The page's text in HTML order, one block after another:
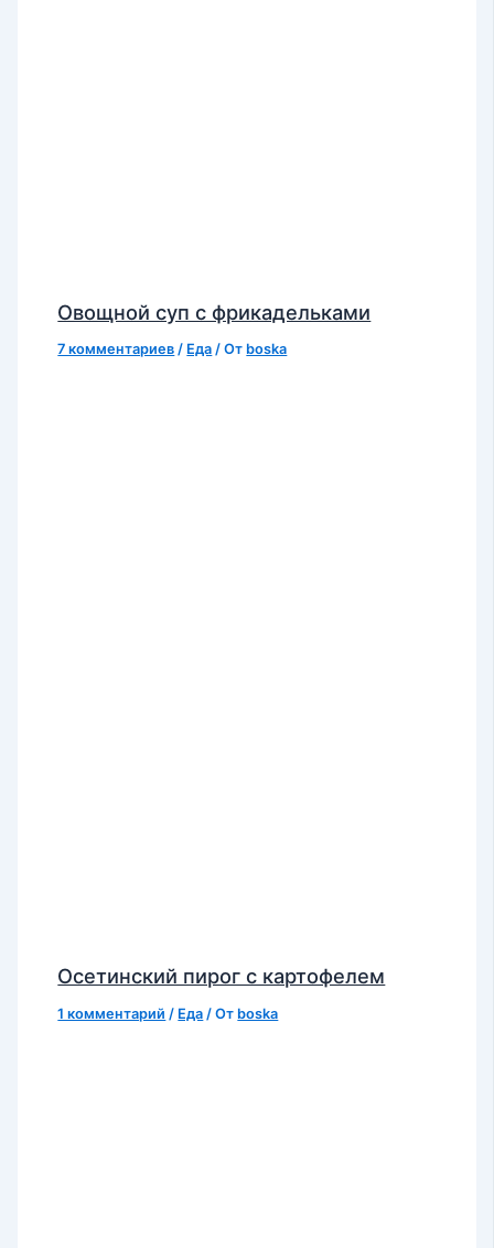
Овощной суп с фрикадельками
7 комментариев / Еда / От boska
Осетинский пирог с картофелем
1 комментарий / Еда / От boska